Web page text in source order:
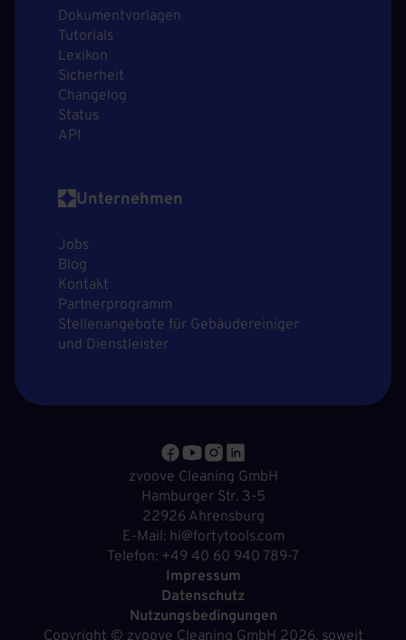
Dokumentvorlagen
Tutorials
Lexikon
Sicherheit
Changelog
Status
API
Unternehmen
Jobs
Blog
Kontakt
Partnerprogramm
Stellenangebote für Gebäudereiniger
und Dienstleister
zvoove Cleaning GmbH
Hamburger Str. 3-5
22926 Ahrensburg
E-Mail: hi@fortytools.com
Telefon: +49 40 60 940 789-7
Impressum
Datenschutz
Nutzungsbedingungen
Copyright © zvoove Cleaning GmbH 2026, soweit